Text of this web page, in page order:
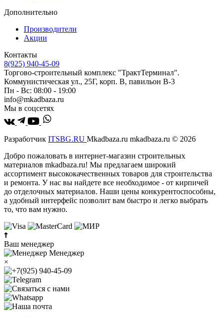
Дополнительно
Производители
Акции
Контакты
8(925) 940-45-09
Торгово-строительный комплекс "ТрактТерминал".
Коммунистическая ул., 25Г, корп. В, павильон В-3
Пн - Вс: 08:00 - 19:00
info@mkadbaza.ru
Мы в соцсетях
Разработчик ITSBG.RU Mkadbaza.ru mkadbaza.ru © 2026
Добро пожаловать в интернет-магазин строительных
материалов mkadbaza.ru! Мы предлагаем широкий
ассортимент высококачественных товаров для строительства
и ремонта. У нас вы найдете все необходимое - от кирпичей
до отделочных материалов. Наши цены конкурентоспособны,
а удобный интерфейс позволит вам быстро и легко выбрать
то, что вам нужно.
Ваш менеджер
Менеджер
×